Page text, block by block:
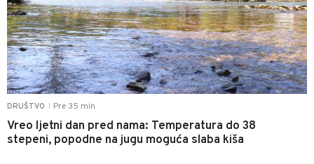
DRUŠTVO Pre 35 min
Vreo ljetni dan pred nama: Temperatura do 38
stepeni, popodne na jugu moguća slaba kiša